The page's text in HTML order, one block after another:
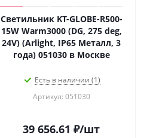
Светильник KT-GLOBE-R500-
15W Warm3000 (DG, 275 deg,
24V) (Arlight, IP65 Металл, 3
года) 051030 в Москве
Есть в наличии (1)
Артикул: 051030
39 656.61 ₽/шт